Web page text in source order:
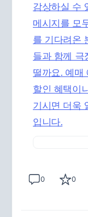
감상하실 수
메시지를 모
를 기다려온
들과 함께 극
떨까요. 예매
할인 혜택이
기시면 더욱
입니다.
0 0